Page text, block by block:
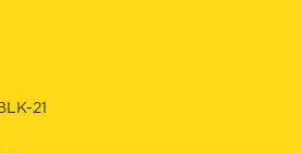
21